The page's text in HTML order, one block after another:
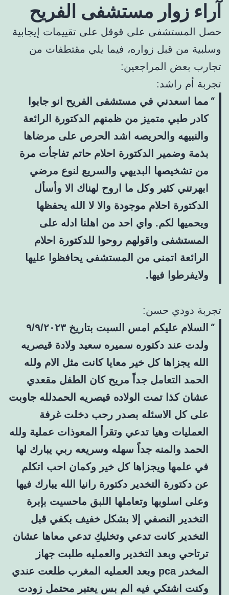
آراء زوار مستشفى الفريح
حصل المستشفى على قوقل على تقييمات إيجابية
وسلبية من قبل زواره، فيما يلي مقتطفات من
تجارب بعض المراجعين:
تجربة أم راشد:
مما اسعدني في مستشفى الفريح انو جابوا
كادر طبي متميز من ظمنهم الدكتورة الرائعة
والنبيهه والحريصه اشد الحرص على مرضاها
بذمة وضمير الدكتورة احلام حاتم تفاجأت مرة
من تشخيصها البديهي والسريع لنوع مرضي
ابهرتني كثير وكل ما اروح لهناك الا وأسأل
الدكتورة احلام موجودة والا لا الله يحفظها
ويحميها لكم. واي احد من اهلنا ادله على
المستشفى واقولهم روحوا للدكتورة احلام
الرائعة اتمنى من المستشفى يحافظوا عليها
ولايفرطوا فيها.
تجربة دودي حسن:
السلام عليكم امس السبت بتاريخ ٩/٩/٢٠٢٣
ولدت عند دكتوره سميره سعيد ولادة قيصريه
الله يجزاها كل خير معايا كانت مثل الام ولله
الحمد التعامل جداً مريح كان الطفل مقعدي
عشان كذا تمت الولاده قيصريه الحمدلله جاوبت
على كل الاسئله بصدر رحب دخلت غرفة
العمليات وهيا تدعي وتقرأ المعوذات عملية ولله
الحمد والمنه جداً سهله وسريعه ربي يبارك لها
في علمها ويجزاها كل خير وكمان احب اتكلم
عن دكتورة التخدير دكتورة رانيا الله يبارك فيها
وعلى اسلوبها وتعاملها اللبق ماحسيت بإبرة
التخدير النصفي إلا بشكل خفيف بكفي قبل
التخدير كانت تدعي وتخليكِ تدعي معاها عشان
ترتاحي وبعد التخدير والعمليه طلبت جهاز
المخدر pca وبعد العمليه المغرب طلعت عندي
وكنت اشتكي فيه الم بس يعتبر محتمل زودت